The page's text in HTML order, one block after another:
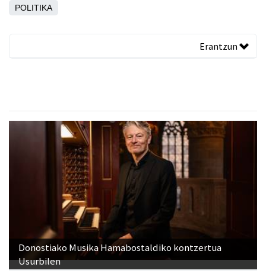
POLITIKA
Erantzun
Donostiako Musika Hamabostaldiko kontzertua
Usurbilen